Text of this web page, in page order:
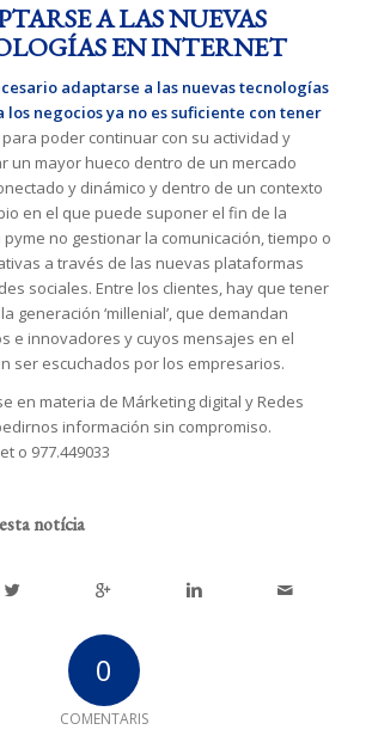
A LAS NUEVAS
EN INTERNET
adaptarse a las nuevas tecnologías
los negocios ya no es suficiente con tener
poder continuar con su actividad y
un mayor hueco dentro de un mercado
y dinámico y dentro de un contexto
en el que puede suponer el fin de la
no gestionar la comunicación, tiempo o
a través de las nuevas plataformas
sociales. Entre los clientes, hay que tener
generación ‘millenial’, que demandan
e innovadores y cuyos mensajes en el
ser escuchados por los empresarios.
en materia de Márketing digital y Redes
información sin compromiso.
o 977.449033
notícia
0
COMENTARIS